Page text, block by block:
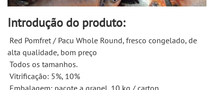
Introdução do produto:
alta qualidade, bom preço
Todos os tamanhos.
Vitrificação: 5%, 10%
Embalagem: pacote a granel, 10 kg / carton